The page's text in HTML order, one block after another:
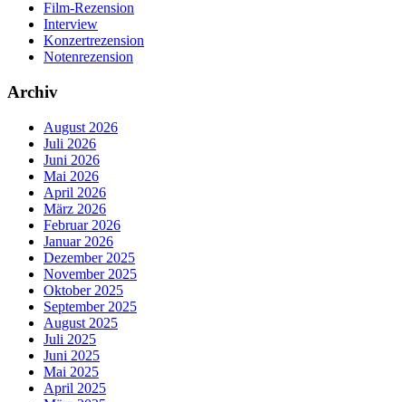
Film-Rezension
Interview
Konzertrezension
Notenrezension
Archiv
August 2026
Juli 2026
Juni 2026
Mai 2026
April 2026
März 2026
Februar 2026
Januar 2026
Dezember 2025
November 2025
Oktober 2025
September 2025
August 2025
Juli 2025
Juni 2025
Mai 2025
April 2025